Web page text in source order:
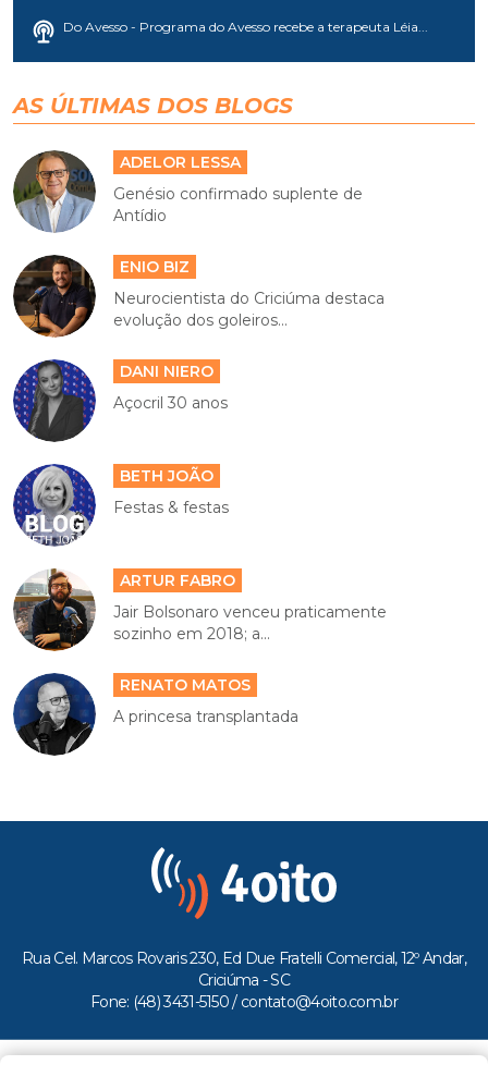
Do Avesso - Programa do Avesso recebe a terapeuta Léia...
AS ÚLTIMAS DOS BLOGS
ADELOR LESSA
Genésio confirmado suplente de
Antídio
ENIO BIZ
Neurocientista do Criciúma destaca
evolução dos goleiros...
DANI NIERO
Açocril 30 anos
BETH JOÃO
Festas & festas
ARTUR FABRO
Jair Bolsonaro venceu praticamente
sozinho em 2018; a...
RENATO MATOS
A princesa transplantada
Rua Cel. Marcos Rovaris 230, Ed Due Fratelli Comercial, 12º Andar,
Criciúma - SC
Fone: (48) 3431-5150 / contato@4oito.com.br